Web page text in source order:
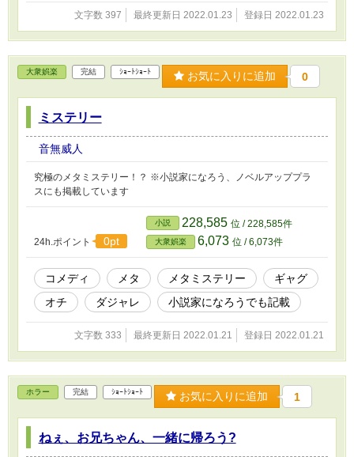
文字数 397 最終更新日 2022.01.23 登録日 2022.01.23
大衆娯楽 完結 ｼｮｰﾄｼｮｰﾄ お気に入りに追加 0
ミステリー
音無威人
究極のメタミステリー！？ ※小説家になろう、ノベルアッププラ
スにも掲載しています
24h.ポイント 0pt
小説 228,585 位 / 228,585件
大衆娯楽 6,073 位 / 6,073件
コメディ メタ メタミステリー
ギャグ
オチ
ダジャレ 小説家になろうでも記載
文字数 333 最終更新日 2022.01.21 登録日 2022.01.21
ホラー 完結 ｼｮｰﾄｼｮｰﾄ お気に入りに追加 1
ねぇ、お兄ちゃん、一緒に帰ろう?